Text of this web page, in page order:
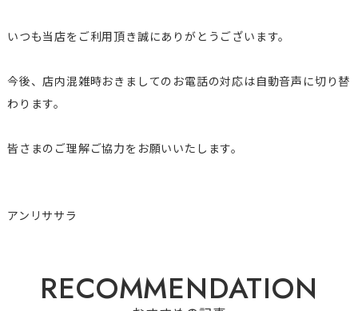
いつも当店をご利用頂き誠にありがとうございます。
今後、店内混雑時おきましてのお電話の対応は自動音声に切り替
わります。
皆さまのご理解ご協力をお願いいたします。
アンリササラ
RECOMMENDATION